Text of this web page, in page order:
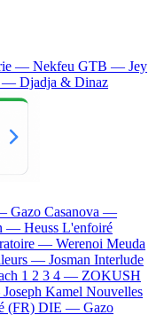
— Nekfeu GTB — Jey
— Djadja & Dinaz
Gazo Casanova —
— Heuss L'enfoiré
— Werenoi Meuda
— Josman Interlude
1 2 3 4 — ZOKUSH
Joseph Kamel Nouvelles
(FR) DIE — Gazo